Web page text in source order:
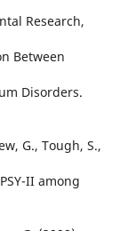
Research,
Between
Disorders.
G., Tough, S.,
II among